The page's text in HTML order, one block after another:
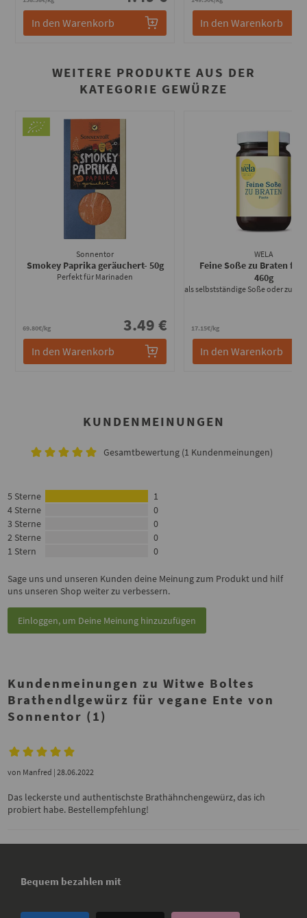
In den Warenkorb In den Warenkorb
WEITERE PRODUKTE AUS DER
KATEGORIE GEWÜRZE
Sonnentor
Smokey Paprika geräuchert- 50g
Perfekt für Marinaden
69.80€/kg 3.49 €
In den Warenkorb
WELA
Feine Soße zu Braten für
460g
17.15€/kg
In den Warenkorb
KUNDENMEINUNGEN
Gesamtbewertung (1 Kundenmeinungen)
5 Sterne
1
4 Sterne
0
3 Sterne
0
2 Sterne
0
1 Stern
0
Sage uns und unseren Kunden deine Meinung zum Produkt und hilf
uns unseren Shop weiter zu verbessern.
Einloggen, um Deine Meinung hinzuzufügen
Kundenmeinungen zu Witwe Boltes
Brathendlgewürz für vegane Ente von
Sonnentor (1)
von Manfred | 28.06.2022
Das leckerste und authentischste Brathähnchengewürz, das ich
probiert habe. Bestellempfehlung!
Bequem bezahlen mit